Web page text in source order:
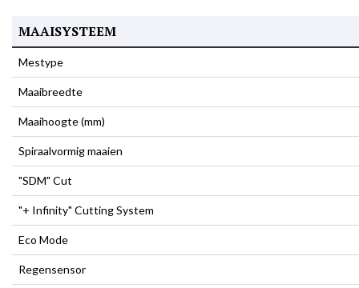
MAAISYSTEEM
Mestype
Maaibreedte
Maaihoogte (mm)
Spiraalvormig maaien
"SDM" Cut
"+ Infinity" Cutting System
Eco Mode
Regensensor